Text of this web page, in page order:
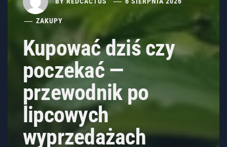
ZAKUPY
Kupować dziś czy
poczekać —
przewodnik po
lipcowych
wyprzedażach